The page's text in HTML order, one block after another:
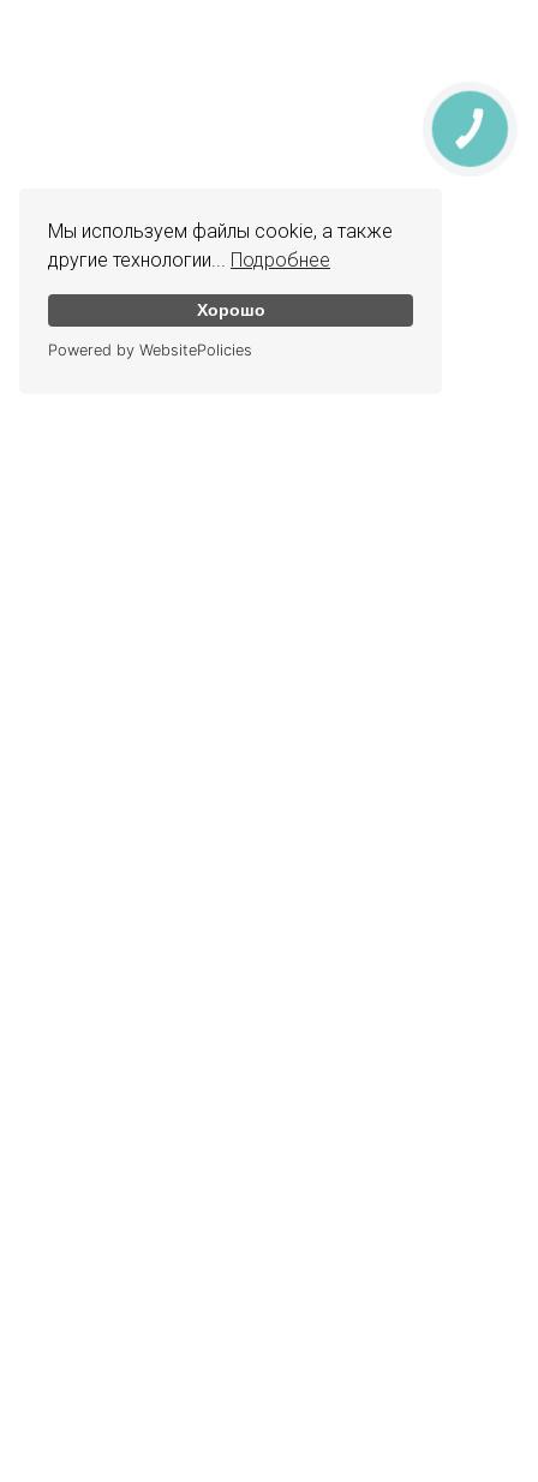
Мы используем файлы cookie, а также
другие технологии... Подробнее
Хорошо
Powered by WebsitePolicies
КНОПКА
ЗВ'ЯЗКУ